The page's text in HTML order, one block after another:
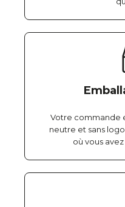
Votre commande
neutre et sans
où vous